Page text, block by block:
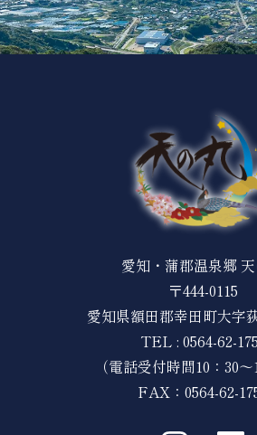
愛知・蒲郡温泉郷
〒444-0115
愛知県額田郡幸田町大字
TEL : 0564-62-
（電話受付時間10：30～
FAX：0564-62-